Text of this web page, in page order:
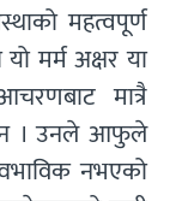
महत्वपूर्ण
मर्म अक्षर या
मात्रै
। उनले आफुले
नभएको